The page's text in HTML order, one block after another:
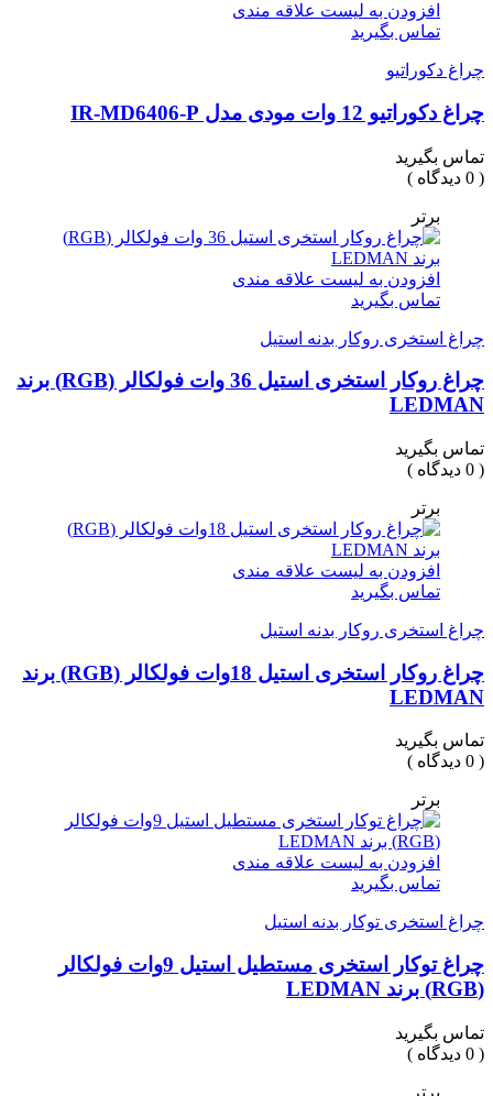
افزودن به لیست علاقه مندی
تماس بگیرید
چراغ دکوراتیو
چراغ دکوراتیو 12 وات مودی مدل IR-MD6406-P
تماس بگیرید
( 0 دیدگاه )
برتر
افزودن به لیست علاقه مندی
تماس بگیرید
چراغ استخری روکار بدنه استیل
چراغ روکار استخری استیل 36 وات فولکالر (RGB) برند
LEDMAN
تماس بگیرید
( 0 دیدگاه )
برتر
افزودن به لیست علاقه مندی
تماس بگیرید
چراغ استخری روکار بدنه استیل
چراغ روکار استخری استیل 18وات فولکالر (RGB) برند
LEDMAN
تماس بگیرید
( 0 دیدگاه )
برتر
افزودن به لیست علاقه مندی
تماس بگیرید
چراغ استخری توکار بدنه استیل
چراغ توکار استخری مستطیل استیل 9وات فولکالر
(RGB) برند LEDMAN
تماس بگیرید
( 0 دیدگاه )
برتر